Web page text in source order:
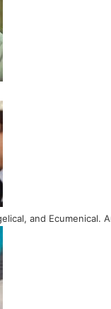
and Ecumenical.